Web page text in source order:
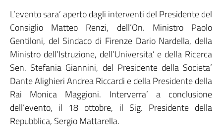
L’evento sara’ aperto dagli interventi del Presidente del
Consiglio Matteo Renzi, dell’On. Ministro Paolo
Gentiloni, del Sindaco di Firenze Dario Nardella, della
Ministro dell’Istruzione, dell’Universita’ e della Ricerca
Sen. Stefania Giannini, del Presidente della Societa’
Dante Alighieri Andrea Riccardi e della Presidente della
Rai Monica Maggioni. Interverra’ a conclusione
dell’evento, il 18 ottobre, il Sig. Presidente della
Repubblica, Sergio Mattarella.